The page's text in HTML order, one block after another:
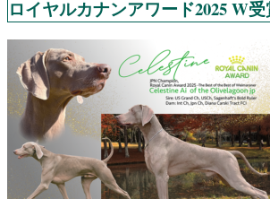
ロイヤルカナンアワード2025 W